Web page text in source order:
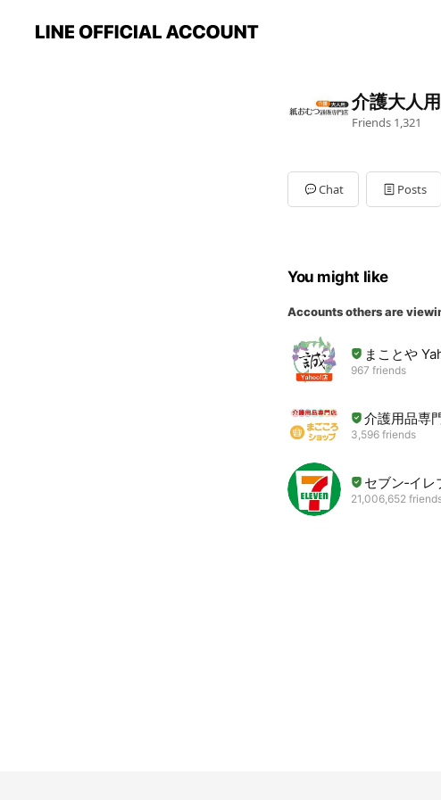
介護大人
Friends 1,321
Chat Posts
You might like
Accounts others are
まことや
967 friends
介護用品専
3,596 friends
セブン‐イ
21,006,652